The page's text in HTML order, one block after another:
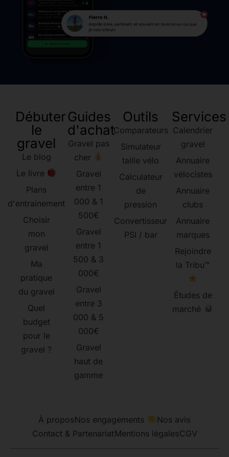
Débuter
le
gravel
Le blog
Le livre
Plans
d'entrainement
Choisir
mon
gravel
Ma
pratique
du gravel
Quel
budget
pour le
gravel ?
Guides
d'achat
Gravel pas
cher
Gravel
entre 1
000 & 1
500€
Gravel
entre 1
500 & 3
000€
Gravel
entre 3
000 & 5
000€
Gravel
haut de
gamme
Outils
Comparateurs
Simulateur
taille vélo
Calculateur
de
pression
Convertisseur
PSI / bar
Services
Calendrier
gravel
Annuaire
vélocistes
Annuaire
clubs
Annuaire
marques
Rejoindre
la Tribu™
Études de
marché
À propos Nos engagements
Nos avis
Contact & Partenariat Mentions légalesCGV